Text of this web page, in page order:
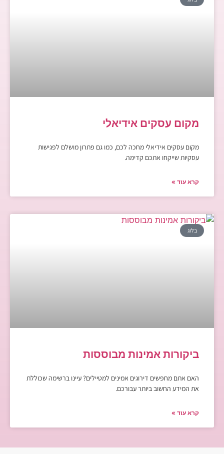
מקום עסקים אידיאלי
מקום עסקים אידיאלי מחכה לכם, כמו גם פתרון מושלם לפגישות
עסקיות שייקחו אתכם קדימה.
קרא עוד »
בלוג
ביקורות אמינות מבוססות
האם אתם מחפשים דירוגים אמינים למטיילים? עיינו ברשימה שכוללת
את המידע החשוב ביותר עבורכם.
קרא עוד »